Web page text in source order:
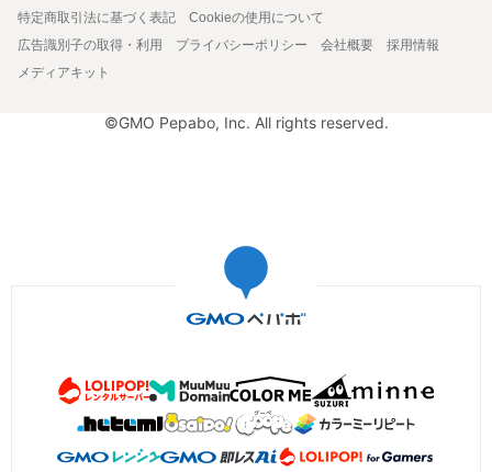
特定商取引法に基づく表記
Cookieの使用について
広告識別子の取得・利用
プライバシーポリシー 会社概要
採用情報
メディアキット
©GMO Pepabo, Inc. All rights reserved.